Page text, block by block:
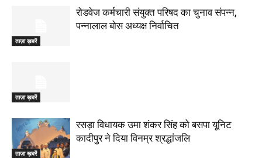
ताज़ा ख़बरें
रोडवेज कर्मचारी संयुक्त परिषद का चुनाव संपन्न,
पन्नालाल बोस अध्यक्ष निर्वाचित
ताज़ा ख़बरें
ताज़ा ख़बरें
रसड़ा विधायक उमा शंकर सिंह को बसपा यूनिट
कादीपुर ने दिया विनम्र श्रद्धांजलि